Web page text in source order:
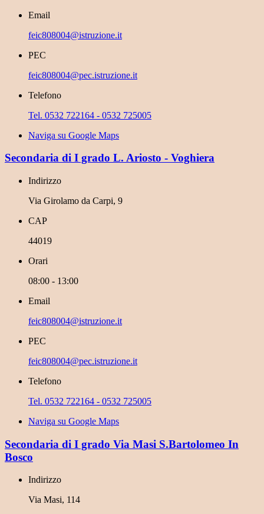
Email
feic808004@istruzione.it
PEC
feic808004@pec.istruzione.it
Telefono
Tel. 0532 722164 - 0532 725005
Naviga su Google Maps
Secondaria di I grado L. Ariosto - Voghiera
Indirizzo
Via Girolamo da Carpi, 9
CAP
44019
Orari
08:00 - 13:00
Email
feic808004@istruzione.it
PEC
feic808004@pec.istruzione.it
Telefono
Tel. 0532 722164 - 0532 725005
Naviga su Google Maps
Secondaria di I grado Via Masi S.Bartolomeo In
Bosco
Indirizzo
Via Masi, 114